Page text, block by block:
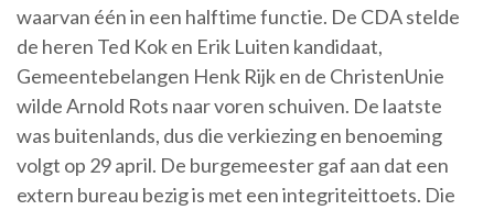
waarvan één in een halftime functie. De CDA stelde
de heren Ted Kok en Erik Luiten kandidaat,
Gemeentebelangen Henk Rijk en de ChristenUnie
wilde Arnold Rots naar voren schuiven. De laatste
was buitenlands, dus die verkiezing en benoeming
volgt op 29 april. De burgemeester gaf aan dat een
extern bureau bezig is met een integriteittoets. Die